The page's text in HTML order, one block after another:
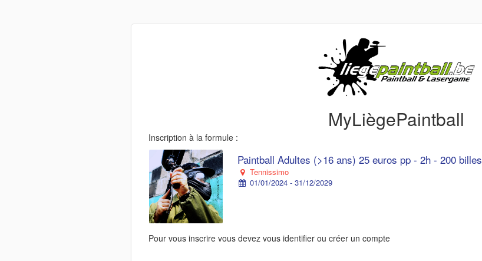
MyLiègePaintball
Inscription à la formule :
Paintball Adultes (>16 ans) 25 euros pp - 2h - 200 billes
Tennissimo
01/01/2024 - 31/12/2029
Pour vous inscrire vous devez vous identifier ou créer un compte